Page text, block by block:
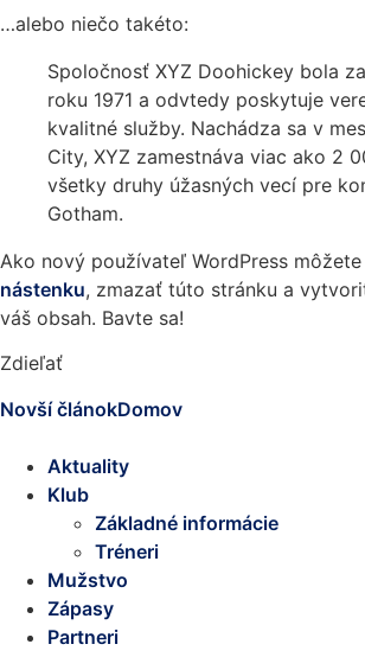
…alebo niečo takéto:
Spoločnosť XYZ Doohickey bola
roku 1971 a odvtedy poskytuje
kvalitné služby. Nachádza sa v
City, XYZ zamestnáva viac ako 2
všetky druhy úžasných vecí pre
Gotham.
Ako nový používateľ WordPress
nástenku, zmazať túto stránku a
váš obsah. Bavte sa!
Zdieľať
Novší článokDomov
Aktuality
Klub
Základné informácie
Tréneri
Mužstvo
Zápasy
Partneri